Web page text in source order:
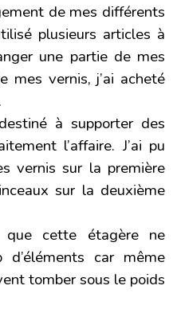
de mes différents
plusieurs articles à
une partie de mes
mes vernis, j’ai acheté
à supporter des
l’affaire. J’ai pu
vernis sur la première
sur la deuxième
que cette étagère ne
car même
tomber sous le poids